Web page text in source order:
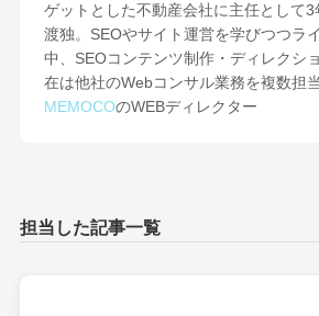
ゲットとした不動産会社に主任として
渡独。SEOやサイト運営を学びつつラ
中、SEOコンテンツ制作・ディレクシ
在は他社のWebコンサル業務を複数担
MEMOCOのWEBディレクター